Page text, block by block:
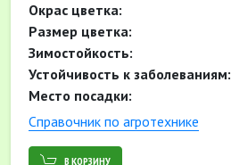
Окрас цветка:
Размер цветка:
Зимостойкость:
Устойчивость к заболеваниям:
Место посадки:
Cправочник по агротехнике
В КОРЗИНУ